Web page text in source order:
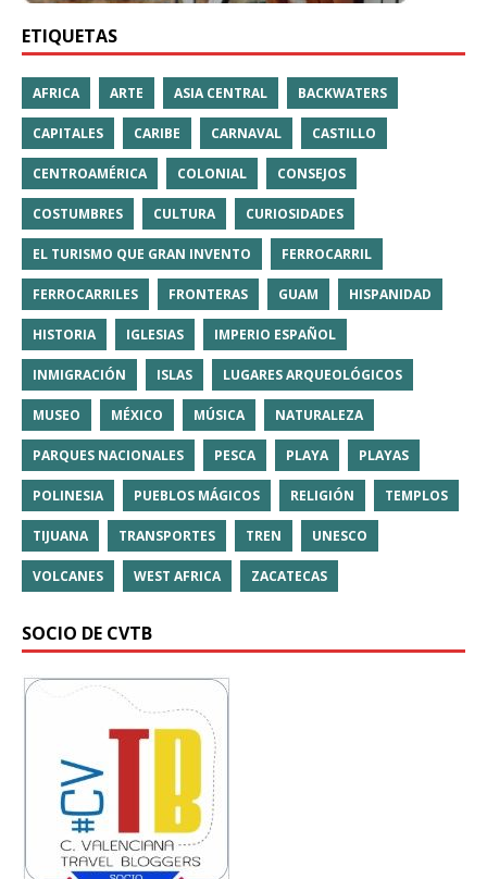
ETIQUETAS
AFRICA ARTE ASIA CENTRAL BACKWATERS
CAPITALES CARIBE CARNAVAL CASTILLO
CENTROAMÉRICA COLONIAL CONSEJOS
COSTUMBRES CULTURA CURIOSIDADES
EL TURISMO QUE GRAN INVENTO FERROCARRIL
FERROCARRILES FRONTERAS GUAM HISPANIDAD
HISTORIA IGLESIAS IMPERIO ESPAÑOL
INMIGRACIÓN ISLAS LUGARES ARQUEOLÓGICOS
MUSEO MÉXICO MÚSICA NATURALEZA
PARQUES NACIONALES PESCA PLAYA PLAYAS
POLINESIA PUEBLOS MÁGICOS RELIGIÓN TEMPLOS
TIJUANA TRANSPORTES TREN UNESCO
VOLCANES WEST AFRICA ZACATECAS
SOCIO DE CVTB